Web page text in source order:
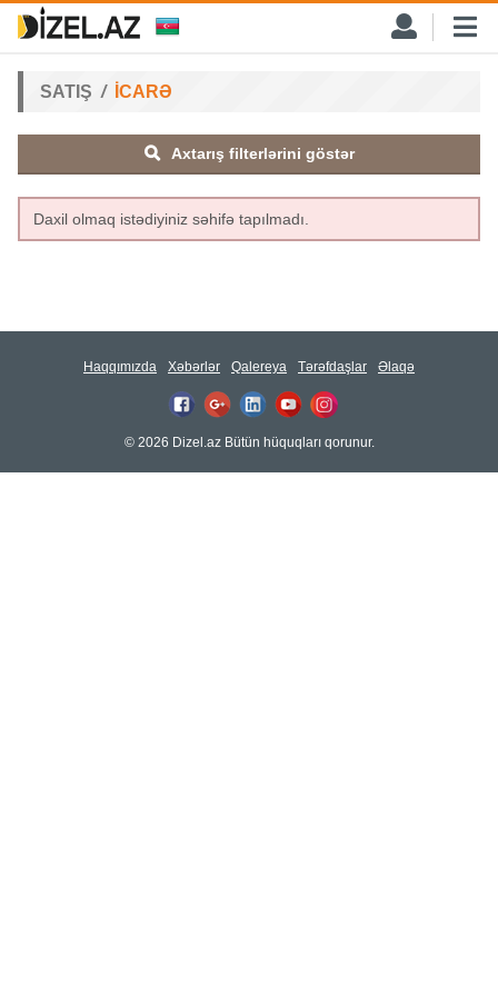
SATIŞ İCARƏ
Axtarış filterlərini göstər
Daxil olmaq istədiyiniz səhifə tapılmadı.
Haqqımızda Xəbərlər Qalereya Tərəfdaşlar Əlaqə
© 2026 Dizel.az Bütün hüquqları qorunur.